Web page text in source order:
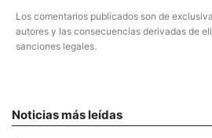
Los comentarios publicados son de
autores y las consecuencias derivadas de
sanciones legales.
Noticias más leídas